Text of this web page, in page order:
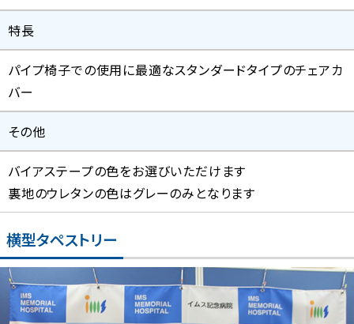
特長
パイプ椅子での使用に最適なスタンダードタイプのチェアカ
バー
その他
バイアステープの色をお選びいただけます
裏地のウレタンの色はグレーのみとなります
横型タペストリー